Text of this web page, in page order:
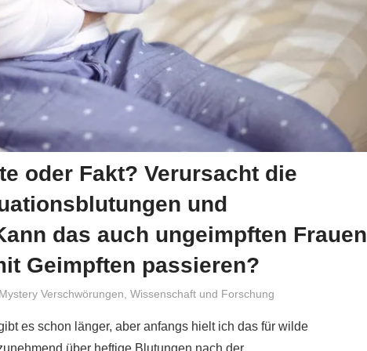
oder Fakt? Verursacht die
und
das auch ungeimpften Frauen
Geimpften passieren?
Mystery Verschwörungen Wissenschaft und Forschung
es schon länger, aber anfangs hielt ich das für wilde